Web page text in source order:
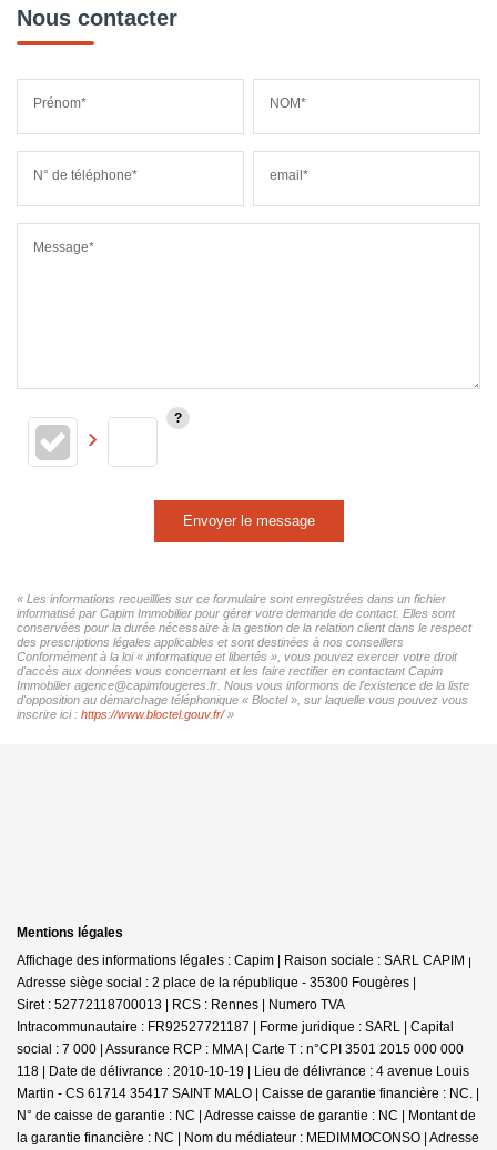
Nous contacter
Prénom* NOM*
N° de téléphone* email*
Message*
Envoyer le message
« Les informations recueillies sur ce formulaire sont enregistrées dans un fichier
informatisé par Capim Immobilier pour gérer votre demande de contact. Elles sont
conservées pour la durée nécessaire à la gestion de la relation client dans le respect
des prescriptions légales applicables et sont destinées à nos conseillers
Conformément à la loi « informatique et libertés », vous pouvez exercer votre droit
d'accès aux données vous concernant et les faire rectifier en contactant Capim
Immobilier agence@capimfougeres.fr. Nous vous informons de l'existence de la liste
d'opposition au démarchage téléphonique « Bloctel », sur laquelle vous pouvez vous
inscrire ici : https://www.bloctel.gouv.fr/»
Mentions légales
Affichage des informations légales : Capim | Raison sociale : SARL CAPIM |
Adresse siège social : 2 place de la république - 35300 Fougères |
Siret : 52772118700013 | RCS : Rennes | Numero TVA
Intracommunautaire : FR92527721187 | Forme juridique : SARL | Capital
social : 7 000 | Assurance RCP : MMA | Carte T : n°CPI 3501 2015 000 000
118 | Date de délivrance : 2010-10-19 | Lieu de délivrance : 4 avenue Louis
Martin - CS 61714 35417 SAINT MALO | Caisse de garantie financière : NC. |
N° de caisse de garantie : NC | Adresse caisse de garantie : NC | Montant de
la garantie financière : NC | Nom du médiateur : MEDIMMOCONSO | Adresse